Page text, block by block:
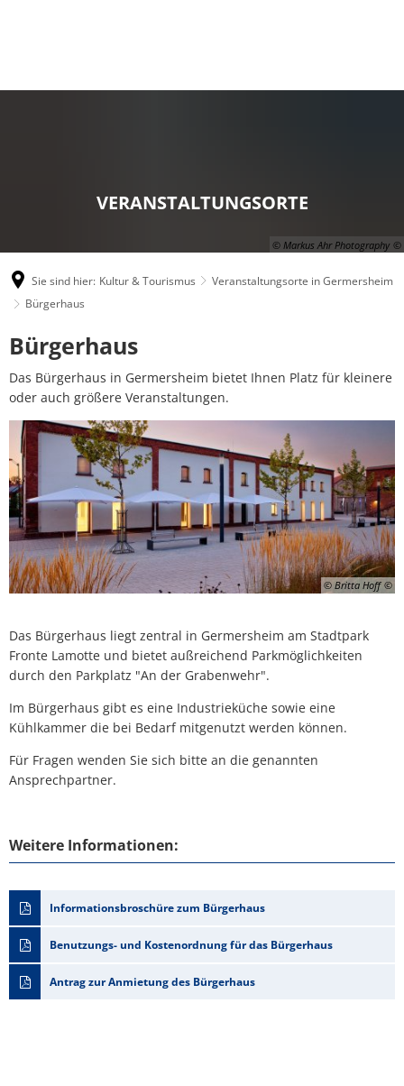
© Markus Ahr Photography
VERANSTALTUNGSORTE
Sie sind hier: Kultur & Tourismus
Veranstaltungsorte in Germersheim
Bürgerhaus
Bürgerhaus
Bürgerhaus
Das Bürgerhaus in Germersheim bietet Ihnen Platz für kleinere
oder auch größere Veranstaltungen.
© Britta Hoff
Das Bürgerhaus liegt zentral in Germersheim am Stadtpark
Fronte Lamotte und bietet außreichend Parkmöglichkeiten
durch den Parkplatz "An der Grabenwehr".
Im Bürgerhaus gibt es eine Industrieküche sowie eine
Kühlkammer die bei Bedarf mitgenutzt werden können.
Für Fragen wenden Sie sich bitte an die genannten
Ansprechpartner.
Weitere Informationen:
Informationsbroschüre zum Bürgerhaus
Benutzungs- und Kostenordnung für das Bürgerhaus
Antrag zur Anmietung des Bürgerhaus